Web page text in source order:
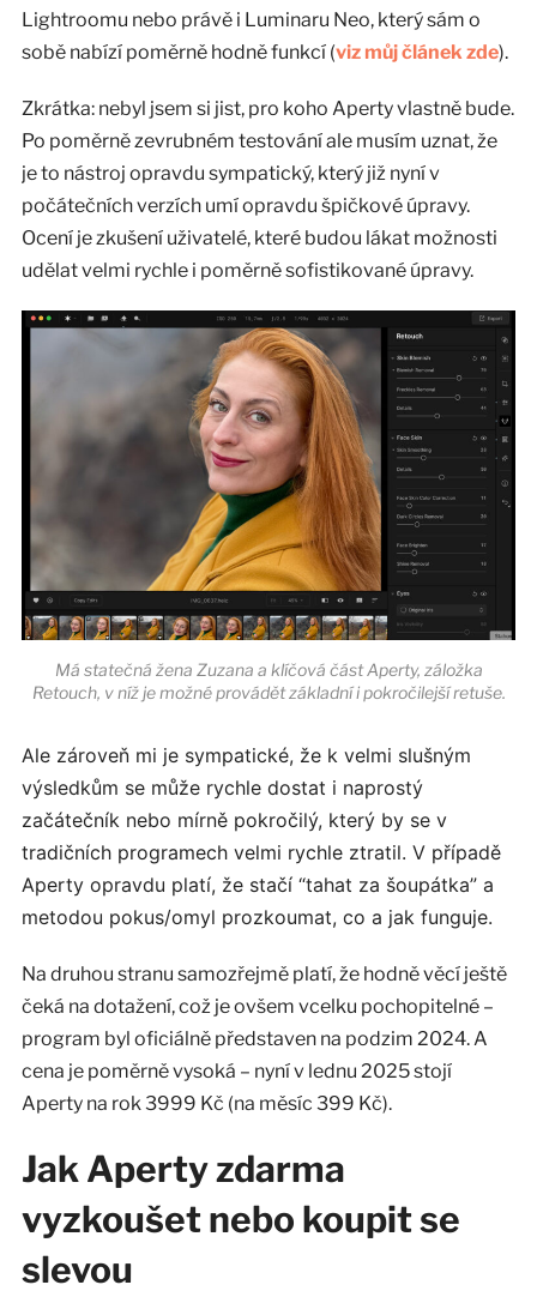
Lightroomu nebo právě i Luminaru Neo, který sám o
sobě nabízí poměrně hodně funkcí (viz můj článek zde).
Zkrátka: nebyl jsem si jist, pro koho Aperty vlastně bude.
Po poměrně zevrubném testování ale musím uznat, že
je to nástroj opravdu sympatický, který již nyní v
počátečních verzích umí opravdu špičkové úpravy.
Ocení je zkušení uživatelé, které budou lákat možnosti
udělat velmi rychle i poměrně sofistikované úpravy.
Má statečná žena Zuzana a klíčová část Aperty, záložka
Retouch, v níž je možné provádět základní i pokročilejší retuše.
Ale zároveň mi je sympatické, že k velmi slušným
výsledkům se může rychle dostat i naprostý
začátečník nebo mírně pokročilý, který by se v
tradičních programech velmi rychle ztratil. V případě
Aperty opravdu platí, že stačí “tahat za šoupátka” a
metodou pokus/omyl prozkoumat, co a jak funguje.
Na druhou stranu samozřejmě platí, že hodně věcí ještě
čeká na dotažení, což je ovšem vcelku pochopitelné –
program byl oficiálně představen na podzim 2024. A
cena je poměrně vysoká – nyní v lednu 2025 stojí
Aperty na rok 3999 Kč (na měsíc 399 Kč).
Jak Aperty zdarma
vyzkoušet nebo koupit se
slevou